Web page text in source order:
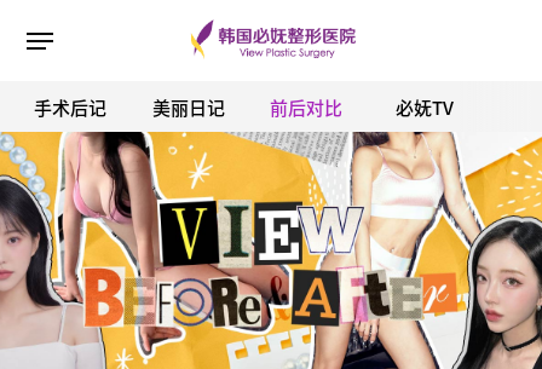
ESC 버튼을 누르면 검색창을 닫을 수 있습니다.
手术后记 美丽日记 前后对比 必妩TV